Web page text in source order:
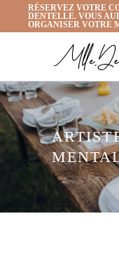
RÉSERVEZ VOTRE
DENTELLE. VOUS
ORGANISER VOTRE